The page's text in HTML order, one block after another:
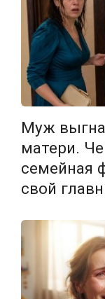
Муж
матери.
семейная
свой